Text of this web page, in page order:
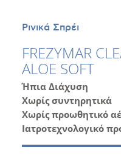
Ρινικά Σπρέι
FREZYMAR
ALOE SOFT
Ήπια Διάχυση
Χωρίς συντηρητικά
Χωρίς προωθητικό
Ιατροτεχνολογικό